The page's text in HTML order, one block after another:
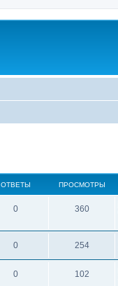
ОТВЕТЫ ПРОСМОТРЫ
0 360
0 254
0 102